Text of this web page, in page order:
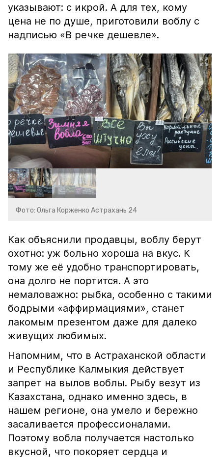
указывают: с икрой. А для тех, кому
цена не по душе, приготовили воблу с
надписью «В речке дешевле».
Фото: Ольга Корженко Астрахань 24
Как объяснили продавцы, воблу берут
охотно: уж больно хороша на вкус. К
тому же её удобно транспортировать,
она долго не портится. А это
немаловажно: рыбка, особенно с такими
бодрыми «аффирмациями», станет
лакомым презентом даже для далеко
живущих любимых.
Напомним, что в Астраханской области
и Республике Калмыкия действует
запрет на вылов воблы. Рыбу везут из
Казахстана, однако именно здесь, в
нашем регионе, она умело и бережно
засаливается профессионалами.
Поэтому вобла получается настолько
вкусной, что покоряет сердца и